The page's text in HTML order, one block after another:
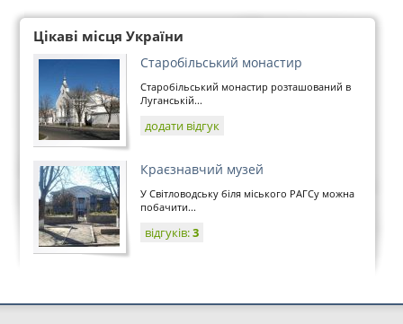
Цікаві місця України
Старобільський монастир
Старобільський монастир розташований в
Луганській...
додати відгук
Краєзнавчий музей
У Світловодську біля міського РАГСу можна
побачити...
відгуків:3